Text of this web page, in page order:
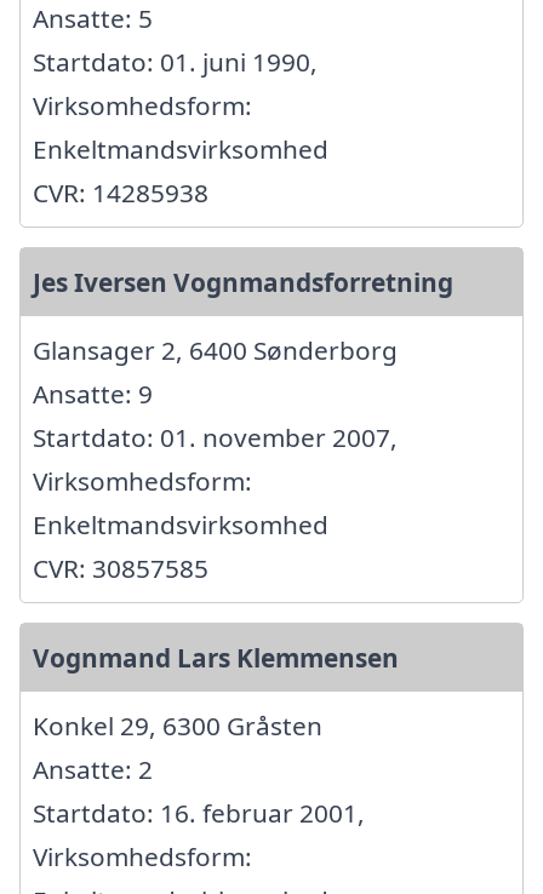
Ansatte: 5
Startdato: 01. juni 1990,
Virksomhedsform:
Enkeltmandsvirksomhed
CVR: 14285938
Jes Iversen Vognmandsforretning
Glansager 2, 6400 Sønderborg
Ansatte: 9
Startdato: 01. november 2007,
Virksomhedsform:
Enkeltmandsvirksomhed
CVR: 30857585
Vognmand Lars Klemmensen
Konkel 29, 6300 Gråsten
Ansatte: 2
Startdato: 16. februar 2001,
Virksomhedsform: